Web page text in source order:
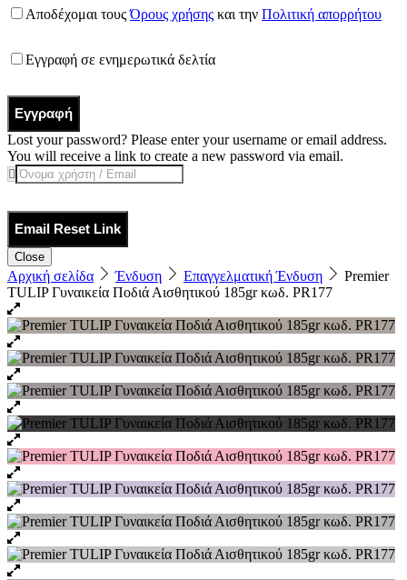
Αποδέχομαι τουςΌρους χρήσης και την Πολιτική απορρήτου
Εγγραφή σε ενημερωτικά δελτία
Εγγραφή
Lost your password? Please enter your username or email address.
You will receive a link to create a new password via email.
Email Reset Link
Close
Αρχική σελίδα Ένδυση Επαγγελματική Ένδυση
Premier
TULIP Γυναικεία Ποδιά Αισθητικού 185gr κωδ. PR177